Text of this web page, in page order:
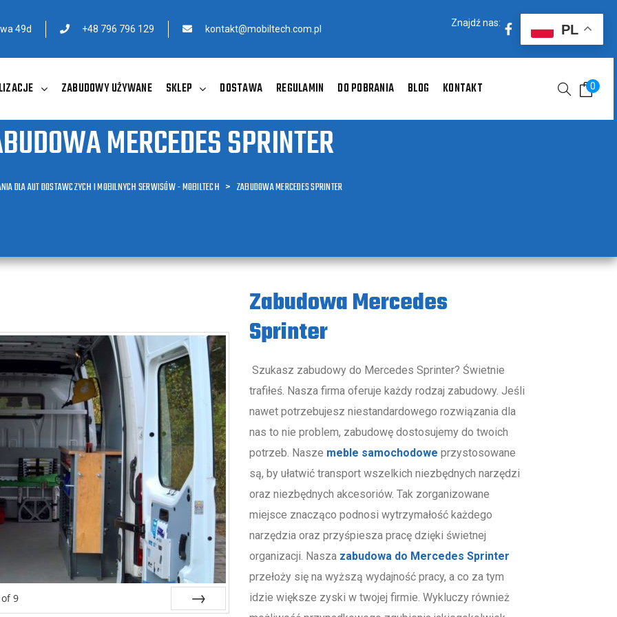
49d +48 796 796 129 kontakt@mobiltech.com.pl
Znajdź nas:
ZABUDOWY UŻYWANE SKLEP DOSTAWA REGULAMIN DO POBRANIA BLOG KONTAKT 0
MERCEDES SPRINTER
DLA AUT DOSTAWCZYCH I MOBILNYCH SERWISÓW - MOBILTECH > ZABUDOWA MERCEDES SPRINTER
of 9
Zabudowa Mercedes
Sprinter
Szukasz zabudowy do Mercedes Sprinter? Świetnie
trafiłeś. Nasza firma oferuje każdy rodzaj zabudowy. Jeśli
nawet potrzebujesz niestandardowego rozwiązania dla
nas to nie problem, zabudowę dostosujemy do twoich
potrzeb. Nasze meble samochodowe przystosowane
są, by ułatwić transport wszelkich niezbędnych narzędzi
oraz niezbędnych akcesoriów. Tak zorganizowane
miejsce znacząco podnosi wytrzymałość każdego
narzędzia oraz przyśpiesza pracę dzięki świetnej
organizacji. Nasza zabudowa do Mercedes Sprinter
przełoży się na wyższą wydajność pracy, a co za tym
idzie większe zyski w twojej firmie. Wykluczy również
PL